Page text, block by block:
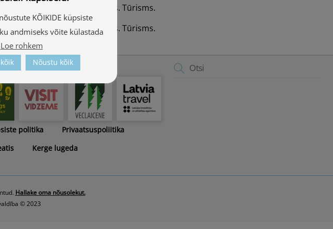
RUS - Militārais mantojums. Tūrisms.
GER - Militārais mantojums. Tūrisms.
Fotograafid
politika
Privaatsuspoliitika
Kerge lugeda
Hallake oma nõusolekut.
© 2023
KÕIKIDE küpsiste
andmiseks võite külastada
Loe rohkem
Nõustu kõik